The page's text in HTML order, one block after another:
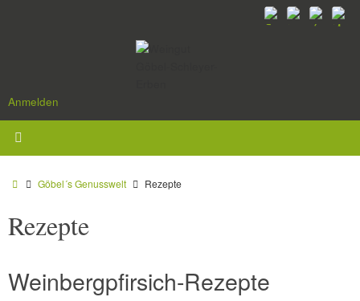
Anmelden
StartGöbel´s Genusswelt Rezepte
Rezepte
Weinbergpfirsich-Rezepte